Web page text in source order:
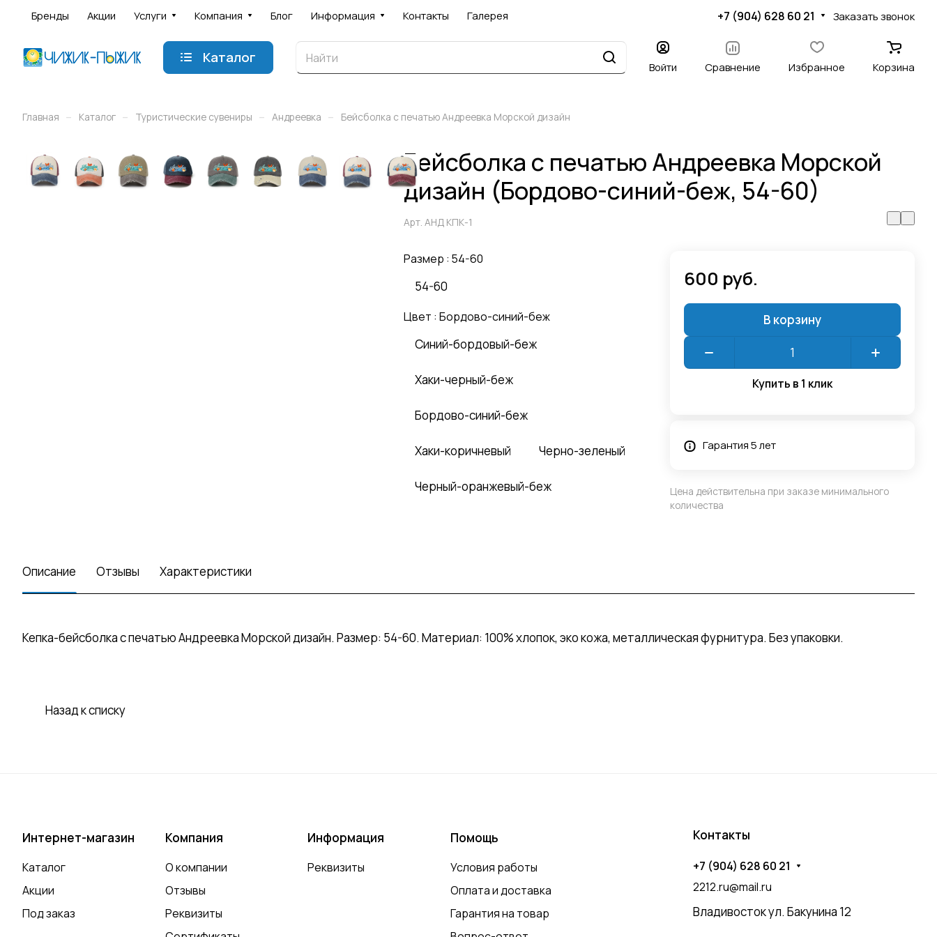
Бренды Акции Услуги Компания Блог Информация Контакты Галерея +7 (904) 628 60 21 Заказать звонок
Каталог
Войти Сравнение Избранное Корзина
Главная – Каталог – Туристические сувениры – Андреевка – Бейсболка с печатью Андреевка Морской дизайн
Бейсболка с печатью Андреевка Морской
дизайн (Бордово-синий-беж, 54-60)
Арт. АНД КПК-1
Размер : 54-60
54-60
Цвет : Бордово-синий-беж
Синий-бордовый-беж
Хаки-черный-беж
Бордово-синий-беж
Хаки-коричневый Черно-зеленый
Черный-оранжевый-беж
600 руб.
В корзину
Купить в 1 клик
Гарантия 5 лет
Цена действительна при заказе минимального
количества
Описание Отзывы Характеристики
Кепка-бейсболка с печатью Андреевка Морской дизайн. Размер: 54-60. Материал: 100% хлопок, эко кожа, металлическая фурнитура. Без упаковки.
Назад к списку
Интернет-магазин
Каталог
Акции
Под заказ
Компания
О компании
Отзывы
Реквизиты
Информация
Реквизиты
Помощь
Условия работы
Оплата и доставка
Гарантия на товар
Контакты
+7 (904) 628 60 21
2212.ru@mail.ru
Владивосток ул. Бакунина 12